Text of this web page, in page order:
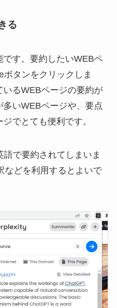
る
す。要約したいWEBペ
タンをクリックしま
るWEBページの要約が
いWEBページや、要点
でとても便利です。
で要約されてしまいま
などを利用するとよいで